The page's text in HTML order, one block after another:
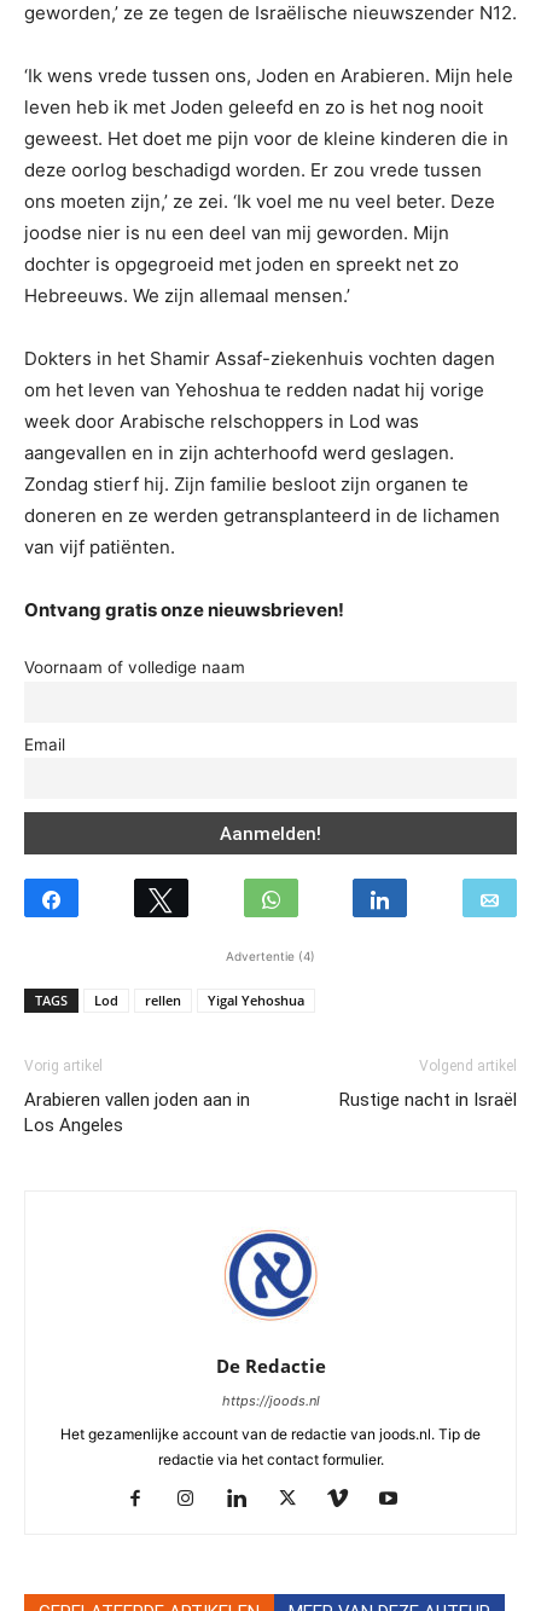
geworden,’ ze ze tegen de Israëlische nieuwszender N12.
‘Ik wens vrede tussen ons, Joden en Arabieren. Mijn hele
leven heb ik met Joden geleefd en zo is het nog nooit
geweest. Het doet me pijn voor de kleine kinderen die in
deze oorlog beschadigd worden. Er zou vrede tussen
ons moeten zijn,’ ze zei. ‘Ik voel me nu veel beter. Deze
joodse nier is nu een deel van mij geworden. Mijn
dochter is opgegroeid met joden en spreekt net zo
Hebreeuws. We zijn allemaal mensen.’
Dokters in het Shamir Assaf-ziekenhuis vochten dagen
om het leven van Yehoshua te redden nadat hij vorige
week door Arabische relschoppers in Lod was
aangevallen en in zijn achterhoofd werd geslagen.
Zondag stierf hij. Zijn familie besloot zijn organen te
doneren en ze werden getransplanteerd in de lichamen
van vijf patiënten.
Ontvang gratis onze nieuwsbrieven!
Voornaam of volledige naam
Email
Advertentie (4)
TAGS Lod rellen Yigal Yehoshua
Vorig artikel
Arabieren vallen joden aan in
Los Angeles
Volgend artikel
Rustige nacht in Israël
De Redactie
https://joods.nl
Het gezamenlijke account van de redactie van joods.nl. Tip de
redactie via het contact formulier.